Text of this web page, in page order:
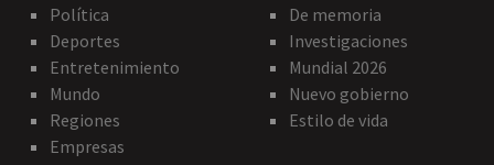
Política
Deportes
Entretenimiento
Mundo
Regiones
Empresas
De memoria
Investigaciones
Mundial 2026
Nuevo gobierno
Estilo de vida